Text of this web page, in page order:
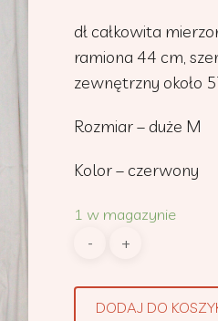
dł całkowita
ramiona 44 cm,
zewnętrzny około
Rozmiar – duże M
Kolor – czerwony
1 w magazynie
DODAJ DO